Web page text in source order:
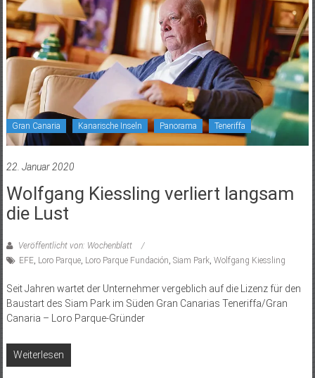
Gran Canaria Kanarische Inseln Panorama Teneriffa
22. Januar 2020
Wolfgang Kiessling verliert langsam
die Lust
Veröffentlicht von: Wochenblatt
EFE, Loro Parque, Loro Parque Fundación, Siam Park, Wolfgang Kiessling
Seit Jahren wartet der Unternehmer vergeblich auf die Lizenz für den
Baustart des Siam Park im Süden Gran Canarias Teneriffa/Gran
Canaria – Loro Parque-Gründer
Weiterlesen